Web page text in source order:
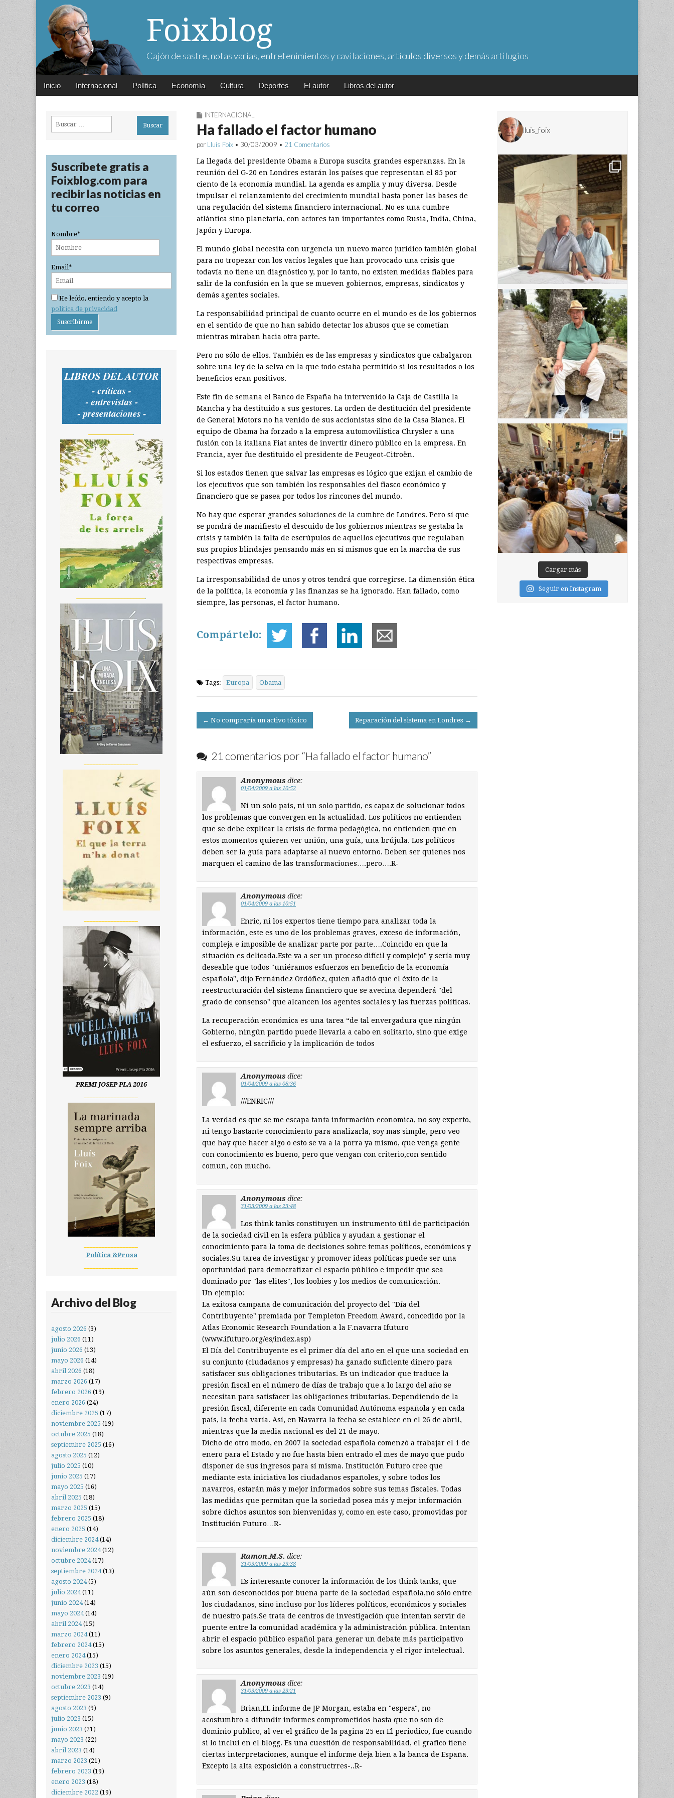
Foixblog
Cajón de sastre, notas varias, entretenimientos y cavilaciones, artículos diversos y demás artilugios
Main
Skip
Inicio Internacional Política Economía Cultura Deportes El autor Libros del autor
INTERNACIONAL
Ha fallado el factor humano
por Lluís Foix • 30/03/2009 • 21 Comentarios
La llegada del presidente Obama a Europa suscita grandes esperanzas. En la
reunión del G-20 en Londres estarán los países que representan el 85 por
ciento de la economía mundial. La agenda es amplia y muy diversa. Desde
impulsar el relanzamiento del crecimiento mundial hasta poner las bases de
una regulación del sistema financiero internacional. No es una cumbre
atlántica sino planetaria, con actores tan importantes como Rusia, India, China,
Japón y Europa.
El mundo global necesita con urgencia un nuevo marco jurídico también global
para no tropezar con los vacíos legales que han provocado una crisis que
todavía no tiene un diagnóstico y, por lo tanto, no existen medidas fiables para
salir de la confusión en la que se mueven gobiernos, empresas, sindicatos y
demás agentes sociales.
La responsabilidad principal de cuanto ocurre en el mundo es de los gobiernos
en el sentido de que no han sabido detectar los abusos que se cometían
mientras miraban hacia otra parte.
Pero no sólo de ellos. También es de las empresas y sindicatos que cabalgaron
sobre una ley de la selva en la que todo estaba permitido si los resultados o los
beneficios eran positivos.
Este fin de semana el Banco de España ha intervenido la Caja de Castilla la
Mancha y ha destituido a sus gestores. La orden de destitución del presidente
de General Motors no ha venido de sus accionistas sino de la Casa Blanca. El
equipo de Obama ha forzado a la empresa automovilística Chrysler a una
fusión con la italiana Fiat antes de invertir dinero público en la empresa. En
Francia, ayer fue destituido el presidente de Peugeot-Citroën.
Si los estados tienen que salvar las empresas es lógico que exijan el cambio de
los ejecutivos que son también los responsables del fiasco económico y
financiero que se pasea por todos los rincones del mundo.
No hay que esperar grandes soluciones de la cumbre de Londres. Pero sí que
se pondrá de manifiesto el descuido de los gobiernos mientras se gestaba la
crisis y también la falta de escrúpulos de aquellos ejecutivos que regulaban
sus propios blindajes pensando más en sí mismos que en la marcha de sus
respectivas empresas.
La irresponsabilidad de unos y otros tendrá que corregirse. La dimensión ética
de la política, la economía y las finanzas se ha ignorado. Han fallado, como
siempre, las personas, el factor humano.
Compártelo:
Tags: Europa Obama
Post
navigation
← No compraría un activo tóxico Reparación del sistema en Londres →
21 comentarios por “Ha fallado el factor humano”
Anonymous dice:
01/04/2009 a las 10:52
Ni un solo país, ni un solo partido, es capaz de solucionar todos
los problemas que convergen en la actualidad. Los políticos no entienden
que se debe explicar la crisis de forma pedagógica, no entienden que en
estos momentos quieren ver unión, una guía, una brújula. Los políticos
deben ser la guía para adaptarse al nuevo entorno. Deben ser quienes nos
marquen el camino de las transformaciones….pero….R-
Anonymous dice:
01/04/2009 a las 10:51
Enric, ni los expertos tiene tiempo para analizar toda la
información, este es uno de los problemas graves, exceso de información,
compleja e imposible de analizar parte por parte….Coincido en que la
situación es delicada.Este va a ser un proceso difícil y complejo" y sería muy
deseable que todos "uniéramos esfuerzos en beneficio de la economía
española", dijo Fernández Ordóñez, quien añadió que el éxito de la
reestructuración del sistema financiero que se avecina dependerá "del
grado de consenso" que alcancen los agentes sociales y las fuerzas políticas.
La recuperación económica es una tarea “de tal envergadura que ningún
Gobierno, ningún partido puede llevarla a cabo en solitario, sino que exige
el esfuerzo, el sacrificio y la implicación de todos
Anonymous dice:
01/04/2009 a las 08:36
///ENRIC///
La verdad es que se me escapa tanta información economica, no soy experto,
ni tengo bastante conocimiento para analizarla, soy mas simple, pero veo
que hay que hacer algo o esto se va a la porra ya mismo, que venga gente
con conocimiento es bueno, pero que vengan con criterio,con sentido
comun, con mucho.
Anonymous dice:
31/03/2009 a las 23:48
Los think tanks constituyen un instrumento útil de participación
de la sociedad civil en la esfera pública y ayudan a gestionar el
conocimiento para la toma de decisiones sobre temas políticos, económicos y
sociales.Su tarea de investigar y promover ideas políticas puede ser una
oportunidad para democratizar el espacio público e impedir que sea
dominado por "las elites", los loobies y los medios de comunicación.
Un ejemplo:
La exitosa campaña de comunicación del proyecto del "Día del
Contribuyente" premiada por Templeton Freedom Award, concedido por la
Atlas Economic Research Foundation a la F.navarra Ifuturo
(www.ifuturo.org/es/index.asp)
El Día del Contribuyente es el primer día del año en el que una sociedad en
su conjunto (ciudadanos y empresas) ha ganado suficiente dinero para
satisfacer sus obligaciones tributarias. Es un indicador que traduce la
presión fiscal en el número de días de trabajo que a lo largo del año se
necesitan para satisfacer las obligaciones tributarias. Dependiendo de la
presión fiscal, diferente en cada Comunidad Autónoma española y en cada
país, la fecha varía. Así, en Navarra la fecha se establece en el 26 de abril,
mientras que la media nacional es del 21 de mayo.
Dicho de otro modo, en 2007 la sociedad española comenzó a trabajar el 1 de
enero para el Estado y no fue hasta bien entrado el mes de mayo que pudo
disponer de sus ingresos para sí misma. Institución Futuro cree que
mediante esta iniciativa los ciudadanos españoles, y sobre todos los
navarros, estarán más y mejor informados sobre sus temas fiscales. Todas
las medidas que permitan que la sociedad posea más y mejor información
sobre dichos asuntos son bienvenidas y, como en este caso, promovidas por
Institución Futuro…R-
Ramon.M.S. dice:
31/03/2009 a las 23:38
Es interesante conocer la información de los think tanks, que
aún son desconocidos por buena parte de la sociedad española,no sólo entre
los ciudadanos, sino incluso por los líderes políticos, económicos y sociales
de nuestro país.Se trata de centros de investigación que intentan servir de
puente entre la comunidad académica y la administración pública. Intentan
abrir el espacio público español para generar un debate más participativo
sobre los asuntos generales, desde la independencia y el rigor intelectual.
Anonymous dice:
31/03/2009 a las 23:21
Brian,EL informe de JP Morgan, estaba en "espera", no
acostumbro a difundir informes comprometidos hasta que no son de
dominio publico, al ver el gráfico de la pagina 25 en El periodico, fue cuando
si lo inclui en el blogg. Es una cuestión de responsabilidad, el grafico tiene
ciertas interpretaciones, aunque el informe deja bien a la banca de España.
Excepto la alta exposición a constructrres-..R-
Buscar:
Suscríbete gratis a
Foixblog.com para
recibir las noticias en
tu correo
Nombre*
Email*
He leído, entiendo y acepto la
política de privacidad
PREMI JOSEP PLA 2016
Política &Prosa
Archivo del Blog
agosto 2026 (3)
julio 2026 (11)
junio 2026 (13)
mayo 2026 (14)
abril 2026 (18)
marzo 2026 (17)
febrero 2026 (19)
enero 2026 (24)
diciembre 2025 (17)
noviembre 2025 (19)
octubre 2025 (18)
septiembre 2025 (16)
agosto 2025 (12)
julio 2025 (10)
junio 2025 (17)
mayo 2025 (16)
abril 2025 (18)
marzo 2025 (15)
febrero 2025 (18)
enero 2025 (14)
diciembre 2024(14)
noviembre 2024(12)
octubre 2024(17)
septiembre 2024(13)
agosto 2024(5)
julio 2024(11)
junio 2024(14)
mayo 2024(14)
abril 2024(15)
marzo 2024(11)
febrero 2024(15)
enero 2024(15)
diciembre 2023 (15)
noviembre 2023 (19)
octubre 2023 (14)
septiembre 2023 (9)
agosto 2023 (9)
julio 2023 (15)
junio 2023 (21)
mayo 2023 (22)
abril 2023 (14)
marzo 2023 (21)
febrero 2023 (19)
enero 2023 (18)
diciembre 2022 (19)
lluis_foix
Cargar más
Seguir en Instagram